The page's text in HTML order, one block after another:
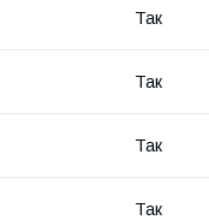
Так
Так
Так
Так